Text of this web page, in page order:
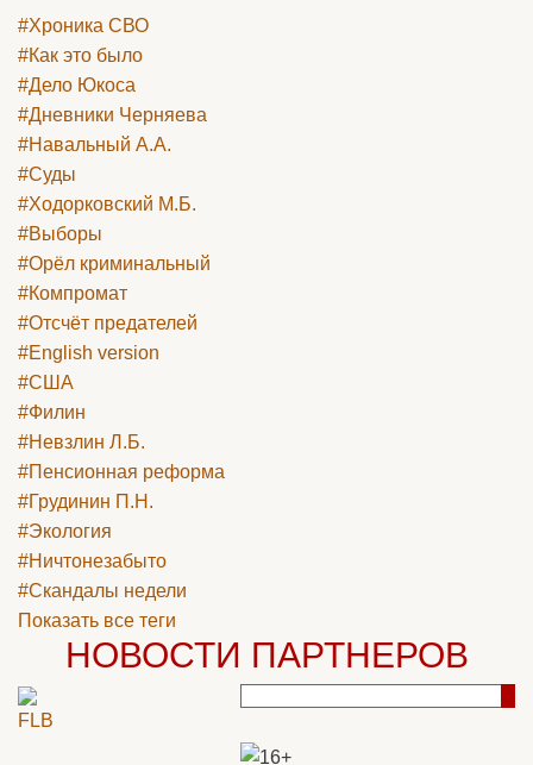
#Хроника СВО
#Как это было
#Дело Юкоса
#Дневники Черняева
#Навальный А.А.
#Суды
#Ходорковский М.Б.
#Выборы
#Орёл криминальный
#Компромат
#Отсчёт предателей
#English version
#США
#Филин
#Невзлин Л.Б.
#Пенсионная реформа
#Грудинин П.Н.
#Экология
#Ничтонезабыто
#Скандалы недели
Показать все теги
НОВОСТИ ПАРТНЕРОВ